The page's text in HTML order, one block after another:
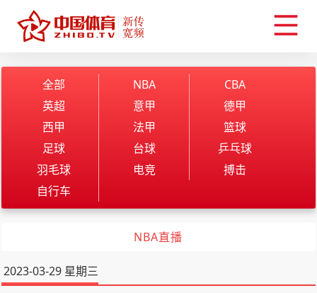
全部 NBA
CBA
英超
意甲
德甲
西甲
法甲
篮球
足球
台球
乒乓球
羽毛球
电竞
搏击
自行车
NBA直播
2023-03-29 星期三